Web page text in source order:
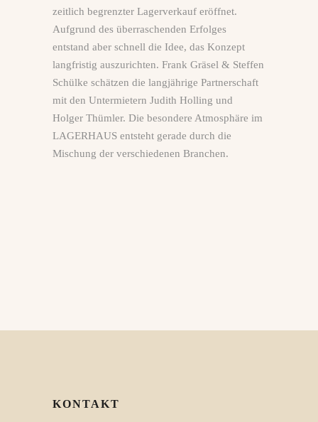
zeitlich begrenzter Lagerverkauf eröffnet.
Aufgrund des überraschenden Erfolges
entstand aber schnell die Idee, das Konzept
langfristig auszurichten. Frank Gräsel & Steffen
Schülke schätzen die langjährige Partnerschaft
mit den Untermietern Judith Holling und
Holger Thümler. Die besondere Atmosphäre im
LAGERHAUS entsteht gerade durch die
Mischung der verschiedenen Branchen.
KONTAKT